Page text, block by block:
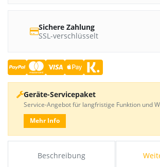
Beschreibung
Sichere Zahlung
SSL-verschlüsselt
Geräte-Servicepaket
Service-Angebot für langfristige Funktion und
Mehr Info